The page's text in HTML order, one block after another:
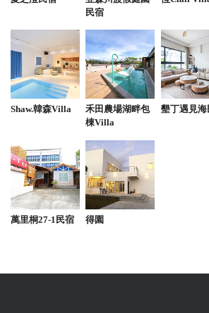
飽，cp值佳。
2025-09-15 08:59:29
餐點還算可以都不難吃，排骨飯
甜味，跟其他家吃過的比不太一
太多可以試試這個～～
味改良比較台式。餐廳前廚房廁
民宿
Shaw.韓森Villa
禾田農場湖畔包
棟Villa
墾丁遇見海
萬里桐27-1民宿 得園